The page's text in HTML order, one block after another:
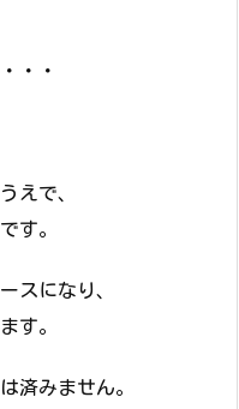
・・
えで、
す。
スになり、
す。
済みません。